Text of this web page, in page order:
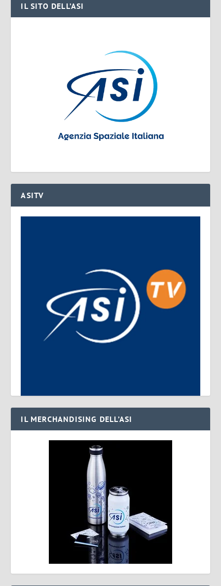
IL SITO DELL’ASI
ASITV
IL MERCHANDISING DELL’ASI